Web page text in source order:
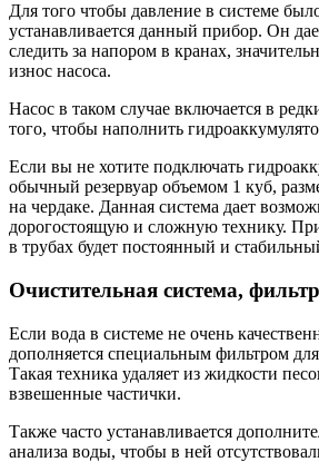
Для того чтобы давление в системе
устанавливается данный прибор. Он
следить за напором в кранах,
износ насоса.
Насос в таком случае включается в
того, чтобы наполнить
Если вы не хотите подключать
обычный резервуар объемом 1 куб,
на чердаке. Данная система дает
дорогостоящую и сложную технику.
в трубах будет постоянный и
Очистительная система,
Если вода в системе не очень
дополняется специальным фильтром
Такая техника удаляет из жидкости
взвешенные частички.
Также часто устанавливается
анализа воды, чтобы в ней